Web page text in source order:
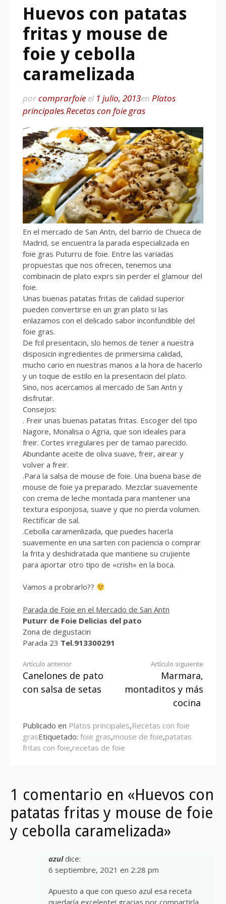
Huevos con patatas
fritas y mouse de
foie y cebolla
caramelizada
porcomprarfoie el 1 julio, 2013en Platos
principales,Recetas con foie gras
En el mercado de San Antn, del barrio de Chueca de
Madrid, se encuentra la parada especializada en
foie gras Puturru de foie. Entre las variadas
propuestas que nos ofrecen, tenemos una
combinacin de plato exprs sin perder el glamour del
foie.
Unas buenas patatas fritas de calidad superior
pueden convertirse en un gran plato si las
enlazamos con el delicado sabor inconfundible del
foie gras.
De fcil presentacin, slo hemos de tener a nuestra
disposicin ingredientes de primersima calidad,
mucho cario en nuestras manos a la hora de hacerlo
y un toque de estilo en la presentacin del plato.
Sino, nos acercamos al mercado de San Antn y
disfrutar.
Consejos:
. Freir unas buenas patatas fritas. Escoger del tipo
Nagore, Monalisa o Agria, que son ideales para
freir. Cortes irregulares per de tamao parecido.
Abundante aceite de oliva suave, freir, airear y
volver a freir.
.Para la salsa de mouse de foie. Una buena base de
mouse de foie ya preparado. Mezclar suavemente
con crema de leche montada para mantener una
textura esponjosa, suave y que no pierda volumen.
Rectificar de sal.
.Cebolla caramenlizada, que puedes hacerla
suavemente en una sarten con paciencia o comprar
la frita y deshidratada que mantiene su crujiente
para aportar otro tipo de «crish» en la boca.
Vamos a probrarlo??
Parada de Foie en el Mercado de San Antn
Puturr de Foie Delicias del pato
Zona de degustacin
Parada 23 Tel.913300291
Seguir
leyendo
Artículo anterior
Canelones de pato
con salsa de setas
Artículo siguiente
Marmara,
montaditos y más
cocina
Publicado en Platos principales,Recetas con foie
grasEtiquetado: foie gras,mouse de foie,patatas
fritas con foie,recetas de foie
1 comentario en «Huevos con
patatas fritas y mouse de foie
y cebolla caramelizada»
azul dice:
6 septiembre, 2021 en 2:28 pm
Apuesto a que con queso azul esa receta